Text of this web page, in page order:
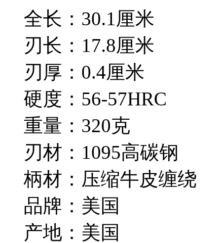
全长：30.1厘米
刃长：17.8厘米
刃厚：0.4厘米
硬度：56-57HRC
重量：320克
刃材：1095高碳钢
柄材：压缩牛皮缠绕
品牌：美国
产地：美国